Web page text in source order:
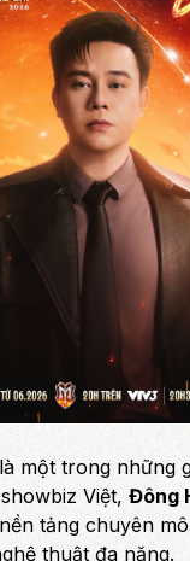
một trong những
Việt,Đông
tảng chuyên
thuật đa năng.